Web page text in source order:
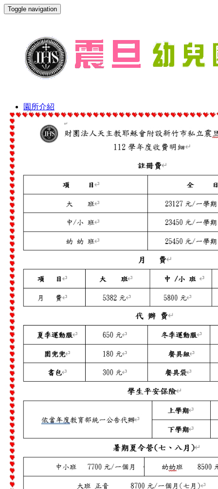
Toggle navigation
園所介紹
創校理念
教學特色
師資陣容
作息表
餐點表
行事曆表格
行事曆檔案
校園訊息
校園花絮
班級相簿
活動影片
招生訊息
線上報名
與我聯絡
家長須知
校園地圖
就醫回條
作息表
家長須知
新竹市幼兒園收退費辦